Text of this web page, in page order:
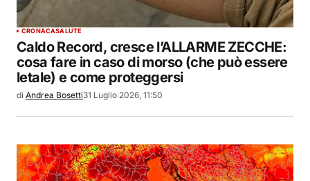
CRONACASALUTE
Caldo Record, cresce l’ALLARME ZECCHE:
cosa fare in caso di morso (che può essere
letale) e come proteggersi
di Andrea Bosetti31 Luglio 2026, 11:50